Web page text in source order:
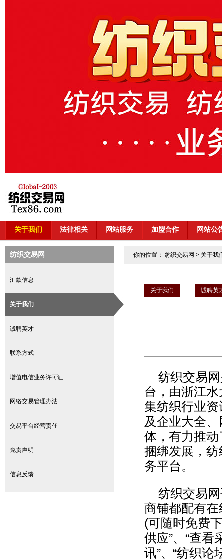
关于我们 法律相关 网站服务 加盟合作 网站公
纺织交易网
汇款信息
关于我们
诚聘英才
联系方式
增值电信业务许可证
网络交易管理办法
交易平台经营责任
免责声明
信息反馈
你的位置： 纺织交易网 > 关于我
关于我们 诚聘英
纺织交易
台，由浙江
集纺织行业
及企业大全
体，有力推
捆绑发展，
务平台。
纺织交易
商铺都配有
(可随时免费
供应”、“查看
讯”、“纺织论